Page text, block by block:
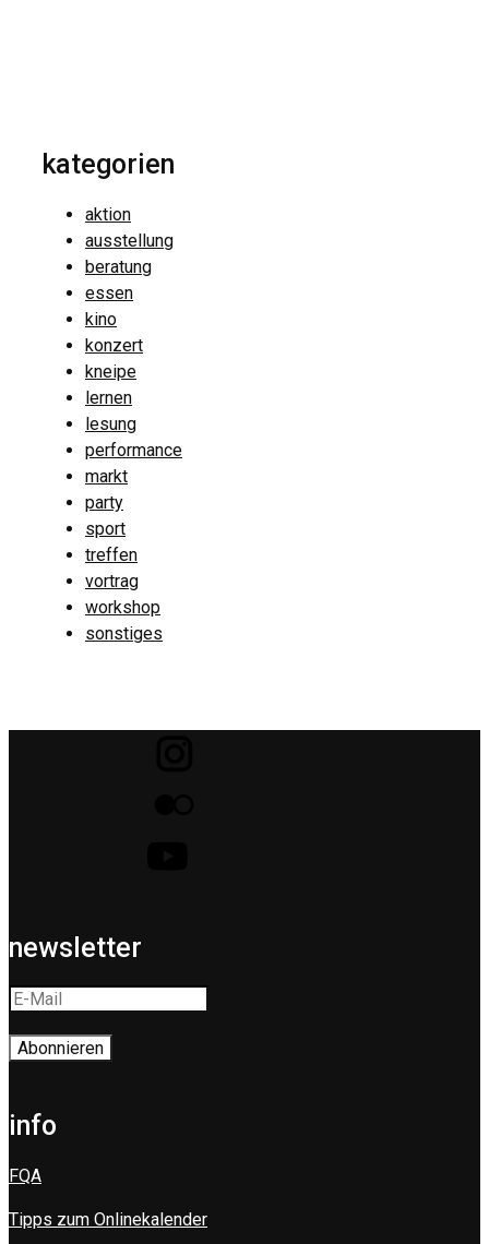
kategorien
aktion
ausstellung
beratung
essen
kino
konzert
kneipe
lernen
lesung
performance
markt
party
sport
treffen
vortrag
workshop
sonstiges
newsletter
info
FQA
Tipps zum Onlinekalender